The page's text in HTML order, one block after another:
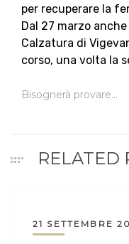
per recuperare la
Dal 27 marzo
Calzatura di
corso, una volta la
Bisognerà provare…
RELATED
21 SETTEMBRE